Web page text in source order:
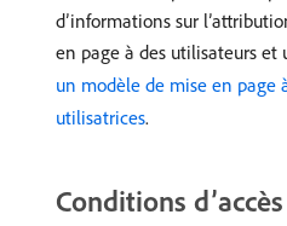
d’informations sur
en page à des utilisateurs et
un modèle de mise en page
utilisatrices.
Conditions d’accès